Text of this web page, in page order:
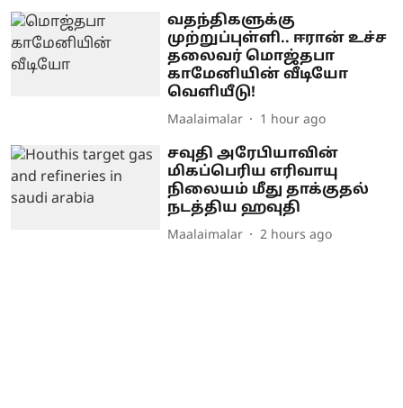
வதந்திகளுக்கு
முற்றுப்புள்ளி.. ஈரான் உச்ச
தலைவர் மொஜ்தபா
காமேனியின் வீடியோ
வெளியீடு!
Maalaimalar 1 hour ago
சவுதி அரேபியாவின்
மிகப்பெரிய எரிவாயு
நிலையம் மீது தாக்குதல்
நடத்திய ஹவுதி
Maalaimalar 2 hours ago